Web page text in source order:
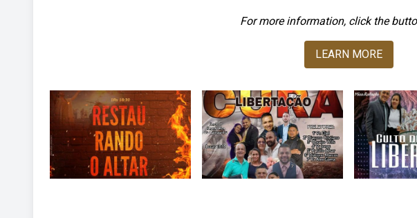
For more information, click the
LEARN MORE